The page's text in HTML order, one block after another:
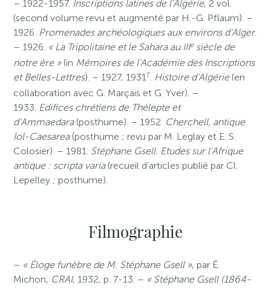
– 1922-1957. Inscriptions latines de l’Algérie, 2 vol.
(second volume revu et augmenté par H.-G. Pflaum). –
1926. Promenades archéologiques aux environs d’Alger.
– 1926. « La Tripolitaine et le Sahara au IIIesiècle de
notre ère » (in Mémoires de l’Académie des Inscriptions
et Belles-Lettres). – 1927, 19317. Histoire d’Algérie(en
collaboration avec G. Marçais et G. Yver). –
1933. Edifices chrétiens de Thélepte et
d’Ammaedara(posthume). – 1952. Cherchell, antique
Iol-Caesarea (posthume ; revu par M. Leglay et E. S.
Colosier). – 1981. Stéphane Gsell. Etudes sur l’Afrique
antique : scripta varia (recueil d’articles publié par Cl.
Lepelley ; posthume).
Filmographie
– « Éloge funèbre de M. Stéphane Gsell », par É.
Michon, CRAI, 1932, p. 7-13. – « Stéphane Gsell (1864-